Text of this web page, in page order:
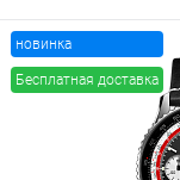
Купить в 1 клик
новинка
Бесплатная доставка